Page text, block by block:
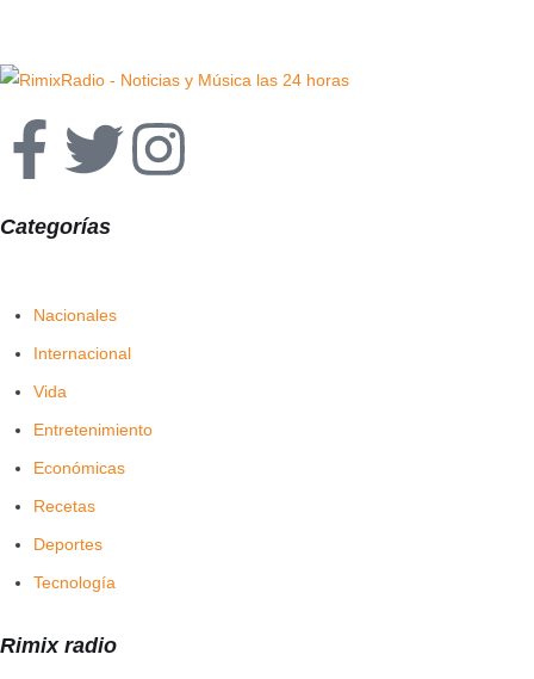
Rimix radio
Categorías
Nacionales
Internacional
Vida
Entretenimiento
Económicas
Recetas
Deportes
Tecnología